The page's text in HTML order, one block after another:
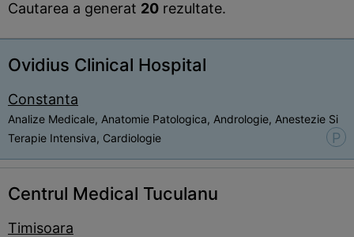
Cautarea a generat 20 rezultate.
Ovidius Clinical Hospital
Constanta
Analize Medicale, Anatomie Patologica, Andrologie, Anestezie Si
Terapie Intensiva, Cardiologie
P
Centrul Medical Tuculanu
Timisoara